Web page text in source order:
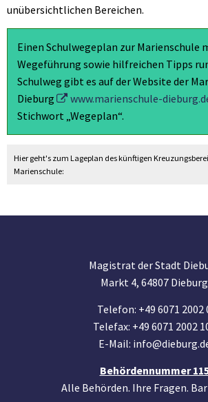
unübersichtlichen Bereichen.
Einen Schulwegeplan zur Marienschule
Wegeführung sowie hilfreichen Tipps
Schulweg gibt es auf der Website der
Dieburg
www.marienschule-
Stichwort „Wegeplan“.
Hier geht's zum Lageplan des künftigen
Marienschule:
Magistrat der Stadt
Markt 4, 64807 Dieburg
Telefon: +49 6071 2002
Telefax: +49 6071 2002
E-Mail:
Behördennummer
Alle Behörden. Ihre Fragen.